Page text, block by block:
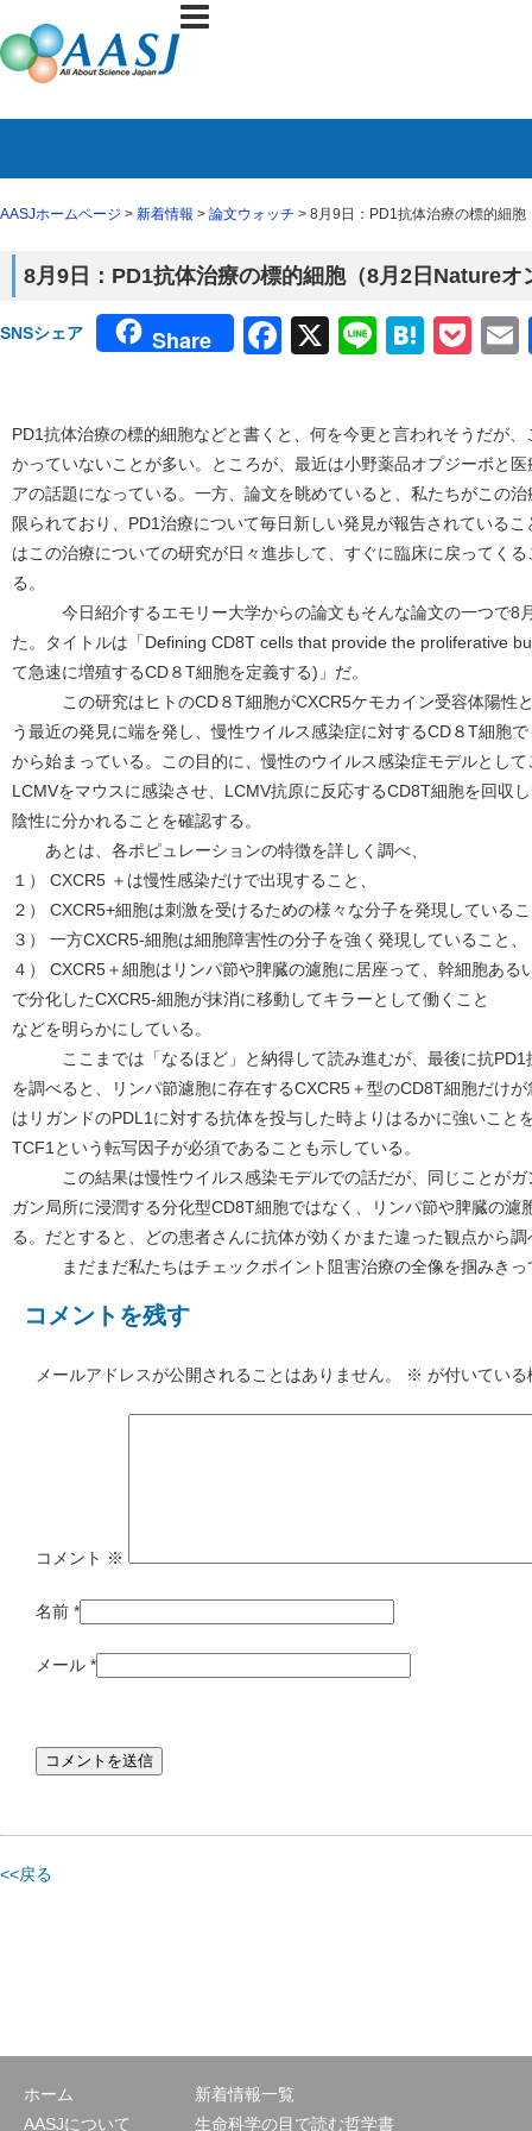
AASJホームページ > 新着情報 > 論文ウォッチ > 8月9日：PD1抗体治療の標的細
8月9日：PD1抗体治療の標的細胞（8月2日Natureオ
SNSシェア Share Facebook
X Line
PD1抗体治療の標的細胞などと書くと、何を今更と言われそうだが
かっていないことが多い。ところが、最近は小野薬品オプジーボと
アの話題になっている。一方、論文を眺めていると、私たちがこの
限られており、PD1治療について毎日新しい発見が報告されている
はこの治療についての研究が日々進歩して、すぐに臨床に戻ってく
る。
今日紹介するエモリー大学からの論文もそんな論文の一つで8
た。タイトルは「Defining CD8T cells that provide the proliferative
て急速に増殖するCD８T細胞を定義する)」だ。
この研究はヒトのCD８T細胞がCXCR5ケモカイン受容体陽性と
う最近の発見に端を発し、慢性ウイルス感染症に対するCD８T細胞
から始まっている。この目的に、慢性のウイルス感染症モデルとし
LCMVをマウスに感染させ、LCMV抗原に反応するCD8T細胞を回収
陰性に分かれることを確認する。
あとは、各ポピュレーションの特徴を詳しく調べ、
１） CXCR5 ＋は慢性感染だけで出現すること、
２） CXCR5+細胞は刺激を受けるための様々な分子を発現している
３） 一方CXCR5-細胞は細胞障害性の分子を強く発現していること、
４） CXCR5＋細胞はリンパ節や脾臓の濾胞に居座って、幹細胞あ
で分化したCXCR5-細胞が抹消に移動してキラーとして働くこと
などを明らかにしている。
ここまでは「なるほど」と納得して読み進むが、最後に抗PD1
を調べると、リンパ節濾胞に存在するCXCR5＋型のCD8T細胞だけ
はリガンドのPDL1に対する抗体を投与した時よりはるかに強いこと
TCF1という転写因子が必須であることも示している。
この結果は慢性ウイルス感染モデルでの話だが、同じことがガ
ガン局所に浸潤する分化型CD8T細胞ではなく、リンパ節や脾臓の濾
る。だとすると、どの患者さんに抗体が効くかまた違った観点から
まだまだ私たちはチェックポイント阻害治療の全像を掴みきっ
コメントを残す
メールアドレスが公開されることはありません。 ※ が付いてい
コメント ※
名前 *
メール *
<<戻る
ホーム
AASJについて
新着情報一覧
生命科学の目で読む哲学書